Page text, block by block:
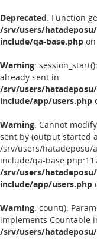
Deprecated: Function
/srv/users/
include/qa-base.php
Warning:
already sent in
/srv/users/
include/app/users.php
Warning: Cannot
sent by (output started
/srv/users/hatadeposu/
include/qa-
/srv/users/
include/app/users.php
Warning: count():
implements Countable
/srv/users/